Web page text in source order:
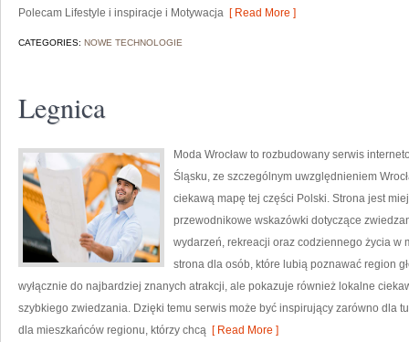
Polecam Lifestyle i inspiracje i Motywacja [ Read More ]
CATEGORIES: NOWE TECHNOLOGIE
Legnica
Moda Wrocław to rozbudowany serwis
Śląsku, ze szczególnym uwzględnieniem
ciekawą mapę tej części Polski. Strona jest
przewodnikowe wskazówki dotyczące
wydarzeń, rekreacji oraz codziennego życia w
strona dla osób, które lubią poznawać region
wyłącznie do najbardziej znanych atrakcji, ale pokazuje również lokalne
szybkiego zwiedzania. Dzięki temu serwis może być inspirujący zarówno dla
dla mieszkańców regionu, którzy chcą [ Read More ]